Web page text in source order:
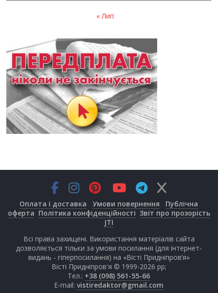
« Лип
Оплата і доставка Умови повернення
Публічна
оферта Політика конфіденційності Звіт про прозорість
JTI
Всі права захищені. Використання матеріалів сайта
дозволяється тільки за умови посилання (для інтернет-
видань - гіперпосилання) на «Вісті Придніпров’я»
Вісті Придніпров'я © 1999-2026 рр;
Тел.: +38 (098) 561-55-66
E-mail: vistiredaktor@gmail.com